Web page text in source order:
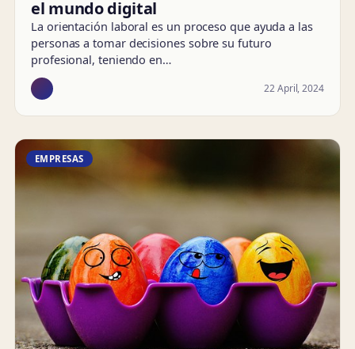
el mundo digital
La orientación laboral es un proceso que ayuda a las
personas a tomar decisiones sobre su futuro
profesional, teniendo en…
22 April, 2024
EMPRESAS